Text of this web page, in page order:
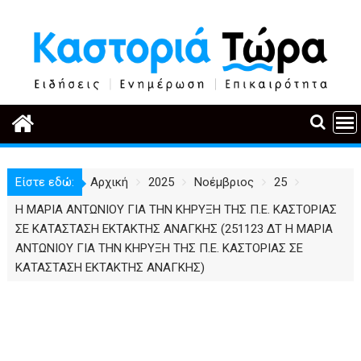
περιεχόμενο
Είστε εδώ: Αρχική 2025 Νοέμβριος
25
Η ΜΑΡΙΑ ΑΝΤΩΝΙΟΥ ΓΙΑ ΤΗΝ ΚΗΡΥΞΗ ΤΗΣ Π.Ε. ΚΑΣΤΟΡΙΑΣ
ΣΕ ΚΑΤΑΣΤΑΣΗ ΕΚΤΑΚΤΗΣ ΑΝΑΓΚΗΣ (251123 ΔΤ Η ΜΑΡΙΑ
ΑΝΤΩΝΙΟΥ ΓΙΑ ΤΗΝ ΚΗΡΥΞΗ ΤΗΣ Π.Ε. ΚΑΣΤΟΡΙΑΣ ΣΕ
ΚΑΤΑΣΤΑΣΗ ΕΚΤΑΚΤΗΣ ΑΝΑΓΚΗΣ)